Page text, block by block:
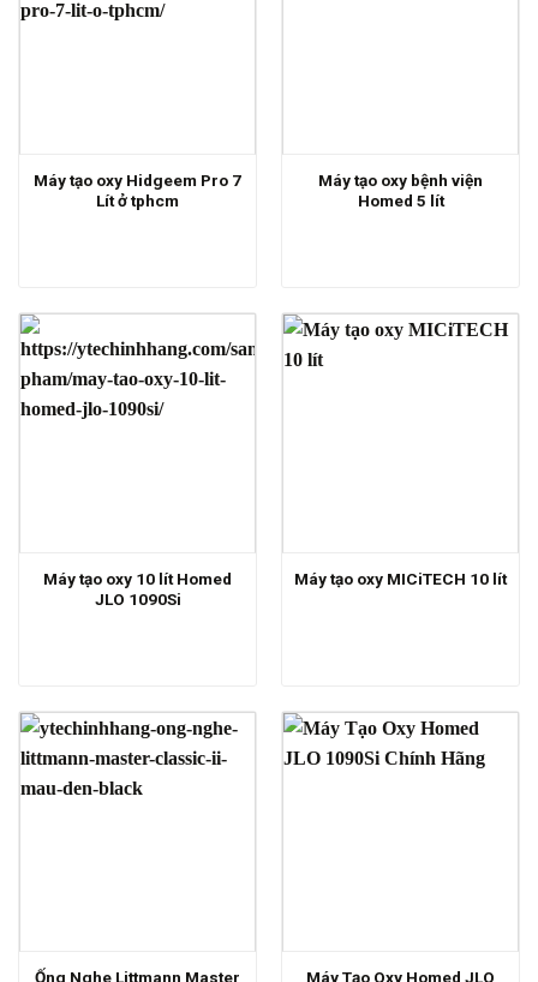
Máy tạo oxy Hidgeem Pro 7
Lít ở tphcm
Máy tạo oxy bệnh viện
Homed 5 lít
Máy tạo oxy 10 lít Homed
JLO 1090Si
Máy tạo oxy MICiTECH 10 lít
Ống Nghe Littmann Master Máy Tạo Oxy Homed JLO